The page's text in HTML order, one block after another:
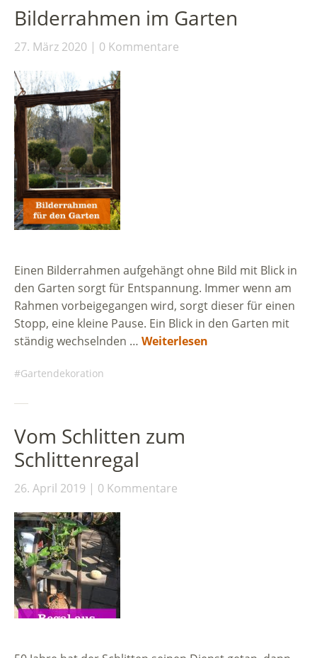
Bilderrahmen im Garten
27. März 2020 0 Kommentare
Einen Bilderrahmen aufgehängt ohne Bild mit Blick in
den Garten sorgt für Entspannung. Immer wenn am
Rahmen vorbeigegangen wird, sorgt dieser für einen
Stopp, eine kleine Pause. Ein Blick in den Garten mit
ständig wechselnden … Weiterlesen
Gartendekoration
Vom Schlitten zum
Schlittenregal
26. April 2019 0 Kommentare